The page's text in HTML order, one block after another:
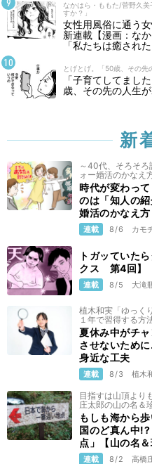
なかはら・ももた/菅野久
すか？」
女性用風俗に通う
新連載【漫画：な
「私たちは癒され
とげとげ。「50歳、その先
「子育てしてまし
歳、その先の人生
新
～40代、そろそ
ォー婚活のかなえ
時代が変わっ
のは「知人の
婚活のかなえ方
連載 8/6 カモ
トガッていた
クス 第4回】
連載 8/5 大滝
植木和実「ゆっく
１年で習得する方
夏休み中がチ
させないため
身近な工夫
連載 8/3 植木
目指すは山頂より
庄太郎の山の名＆
もしも海から
国のど真ん中
点」【山の名
連載 8/2 高橋